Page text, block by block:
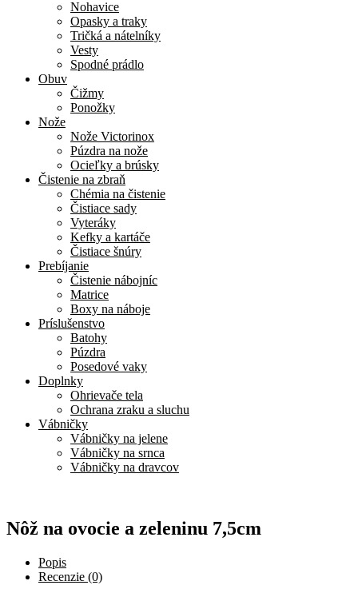
Nohavice
Opasky a traky
Tričká a nátelníky
Vesty
Spodné prádlo
Obuv
Čižmy
Ponožky
Nože
Nože Victorinox
Púzdra na nože
Ocieľky a brúsky
Čistenie na zbraň
Chémia na čistenie
Čistiace sady
Vyteráky
Kefky a kartáče
Čistiace šnúry
Prebíjanie
Čistenie nábojníc
Matrice
Boxy na náboje
Príslušenstvo
Batohy
Púzdra
Posedové vaky
Doplnky
Ohrievače tela
Ochrana zraku a sluchu
Vábničky
Vábničky na jelene
Vábničky na srnca
Vábničky na dravcov
Nôž na ovocie a zeleninu 7,5cm
Popis
Recenzie (0)